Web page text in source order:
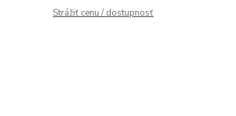
Strážiť cenu / dostupnosť